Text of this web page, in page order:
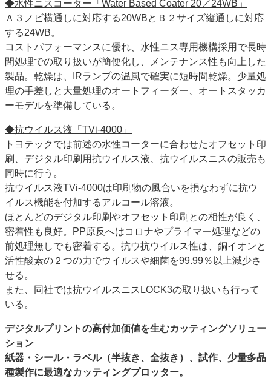
◆水性ニスコーター「Water Based Coater 20／24WB」
Ａ３ノビ横通しに対応する20WBとＢ２サイズ縦通しに対応
する24WB。
コストパフォーマンスに優れ、水性ニス専用機構採用で長時
間処理での取り扱いが簡便化し、メンテナンス性も向上した
製品。乾燥は、IRランプの温風で確実に短時間乾燥。少量処
理の手差しと大量処理のオートフィーダー、オートスタッカ
ーモデルを準備している。
◆抗ウイルス液「TVi-4000」
トヨテックでは前述の水性コーターに合わせたオフセット印
刷、デジタル印刷用抗ウイルス液、抗ウイルスニスの販売も
同時に行う。
抗ウイルス液TVi-4000は印刷物の風合いを損なわずに抗ウ
イルス機能を付加するアルコール溶液。
ほとんどのデジタル印刷やオフセット印刷との相性が良く、
密着性も良好。PP原反へはコロナやプライマー処理などの
前処理無しでも密着する。抗ウ抗ウイルス性は、銅イオンと
活性酸素の２つの力でウイルスや細菌を99.99％以上減少さ
せる。
また、同社では抗ウイルスニスLOCK3の取り扱いも行って
いる。
デジタルプリントの高付加価値を生むカッティングソリュー
ション
紙器・シール・ラベル（半抜き、全抜き）、試作、少量多品
種製作に最適なカッティングプロッター。